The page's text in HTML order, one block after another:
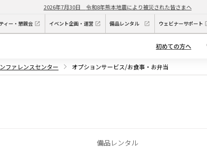
2026年7月30日 令和8年熊本地震により被災された皆さまへ
ィー・懇親会 イベント企画・運営 備品レンタル ウェビナーサポート
初めての方へ
ファレンスセンター オプションサービス/お食事・お弁当
備品レンタル